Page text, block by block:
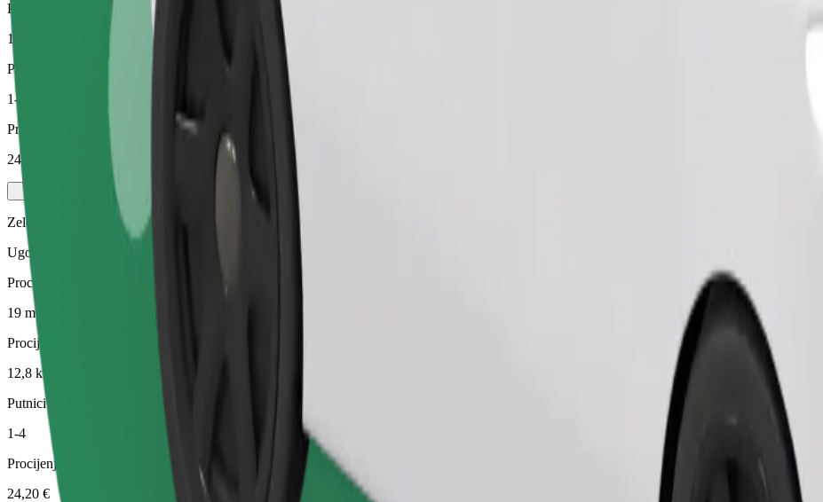
Procijenjena udaljenost
12,8 km
Putnici
1-4
Procijenjena cijena
24,10 €
Zelena
Ugodne vožnje u hibridnim i električnim vozilima
Procijenjeno trajanje putovanja
19 min
Procijenjena udaljenost
12,8 km
Putnici
1-4
Procijenjena cijena
24,20 €